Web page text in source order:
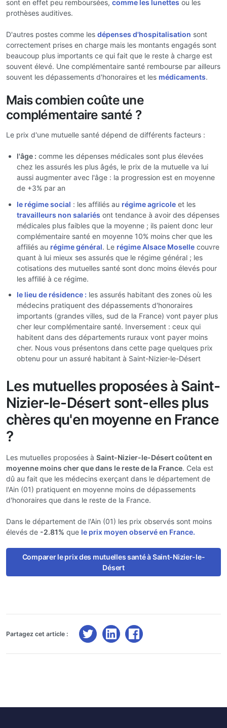
sont en effet peu remboursées, comme les lunettes ou les
prothèses auditives.
D'autres postes comme les dépenses d'hospitalisation sont
correctement prises en charge mais les montants engagés sont
beaucoup plus importants ce qui fait que le reste à charge est
souvent élevé. Une complémentaire santé rembourse par ailleurs
souvent les dépassements d'honoraires et les médicaments.
Mais combien coûte une
complémentaire santé ?
Le prix d'une mutuelle santé dépend de différents facteurs :
l'âge : comme les dépenses médicales sont plus élevées
chez les assurés les plus âgés, le prix de la mutuelle va lui
aussi augmenter avec l'âge : la progression est en moyenne
de +3% par an
le régime social : les affiliés au régime agricole et les
travailleurs non salariés ont tendance à avoir des dépenses
médicales plus faibles que la moyenne ; ils paient donc leur
complémentaire santé en moyenne 10% moins cher que les
affiliés au régime général. Le régime Alsace Moselle couvre
quant à lui mieux ses assurés que le régime général ; les
cotisations des mutuelles santé sont donc moins élevés pour
les affilié à ce régime.
le lieu de résidence : les assurés habitant des zones où les
médecins pratiquent des dépassements d'honoraires
importants (grandes villes, sud de la France) vont payer plus
cher leur complémentaire santé. Inversement : ceux qui
habitent dans des départements ruraux vont payer moins
cher. Nous vous présentons dans cette page quelques prix
obtenu pour un assuré habitant à Saint-Nizier-le-Désert
Les mutuelles proposées à Saint-
Nizier-le-Désert sont-elles plus
chères qu'en moyenne en France
?
Les mutuelles proposées à Saint-Nizier-le-Désert coûtent en
moyenne moins cher que dans le reste de la France. Cela est
dû au fait que les médecins exerçant dans le département de
l'Ain (01) pratiquent en moyenne moins de dépassements
d'honoraires que dans le reste de la France.
Dans le département de l'Ain (01) les prix observés sont moins
élevés de -2.81% que le prix moyen observé en France.
Comparer le prix des mutuelles santé à Saint-Nizier-le-
Désert
Partagez cet article :